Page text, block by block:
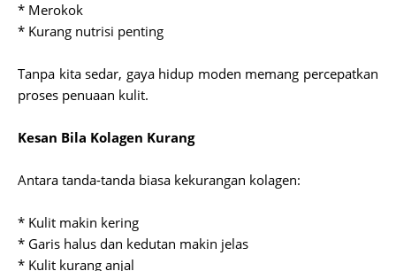
* Merokok
* Kurang nutrisi penting
Tanpa kita sedar, gaya hidup moden memang percepatkan
proses penuaan kulit.
Kesan Bila Kolagen Kurang
Antara tanda-tanda biasa kekurangan kolagen:
* Kulit makin kering
* Garis halus dan kedutan makin jelas
* Kulit kurang anjal